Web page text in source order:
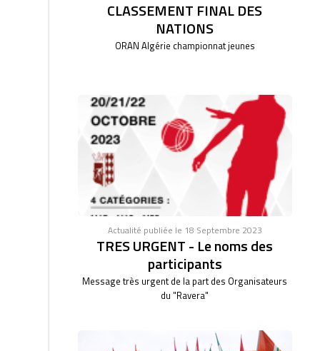
CLASSEMENT FINAL DES
NATIONS
ORAN Algérie championnat jeunes
Actualité publiée le 18 Septembre 2023
TRES URGENT - Le noms des
participants
Message très urgent de la part des Organisateurs
du "Ravera"